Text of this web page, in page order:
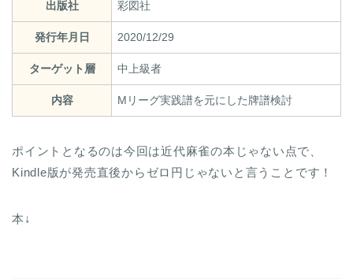
出版社 彩図社
発行年月日 2020/12/29
ターゲット層 中上級者
内容 Mリーグ実践譜を元にした牌譜検討
ポイントとなるのは今回は近代麻雀の本じゃない点で、
Kindle版が発売直後からゼロ円じゃないと言うことです！
本↓